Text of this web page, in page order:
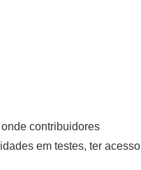
contribuidores
em testes, ter acesso